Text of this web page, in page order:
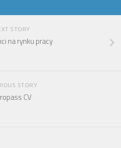
STORY
na rynku pracy
STORY
CV